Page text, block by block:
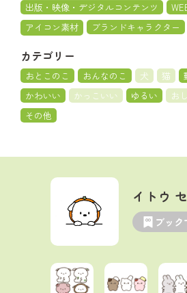
出版・映像・デジタルコンテンツ
アイコン素材
ブランドキャラクター
カテゴリー
おとこのこ おんなのこ 犬 猫
かわいい
かっこいい ゆるい お
その他
イトウ
ブッ